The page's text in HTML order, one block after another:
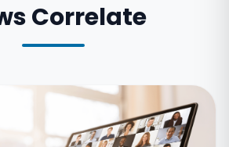
Correlate